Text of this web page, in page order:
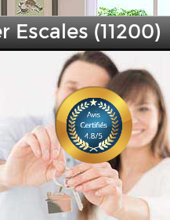
(11200)
150